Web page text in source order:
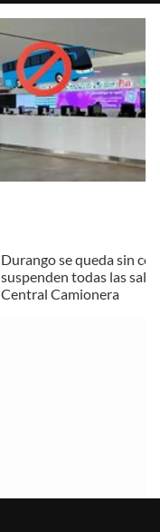
Durango se queda sin
suspenden todas las
Central Camionera